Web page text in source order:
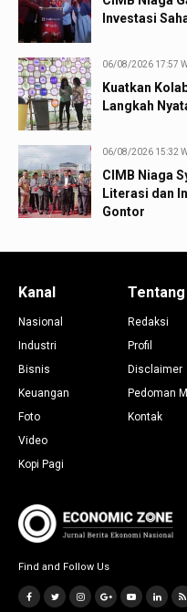
Investasi
06/08/2026 17:57
Kuatkan
Langkah
06/08/2026 15:32
CIMB Niaga
Literasi dan
Gontor
Kanal
Nasional
Industri
Bisnis
Keuangan
Foto
Video
Kopi Pagi
Redaksi
Profil
Disclaimer
Pedoman
Kontak
Find and Follow Us